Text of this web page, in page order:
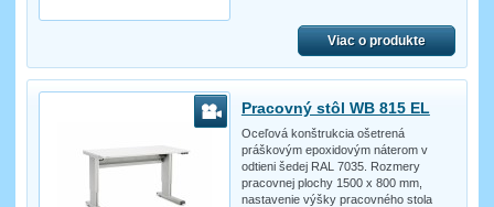
Viac o produkte
Pracovný stôl WB 815 EL
Oceľová konštrukcia ošetrená
práškovým epoxidovým náterom v
odtieni šedej RAL 7035. Rozmery
pracovnej plochy 1500 x 800 mm,
nastavenie výšky pracovného stola